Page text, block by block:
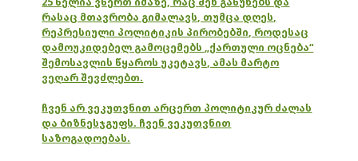
რასაც მთავრობა გიმალავს, თუმცა დღეს,
რეპრესიული პოლიტიკის პირობებში, როდესაც
დამოუკიდებელ გამოცემებს „ქართული ოცნება“
შემოსავლის წყაროს უკეტავს, ამას მარტო
ვეღარ შევძლებთ.
ჩვენ არ ვეკუთვნით არცერთ პოლიტიკურ ძალას
და ბიზნესჯგუფს. ჩვენ ვეკუთვნით
საზოგადოებას.